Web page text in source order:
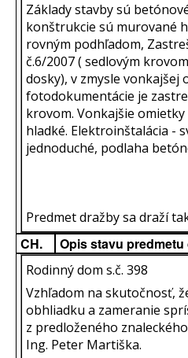
Základy stavby sú
konštrukcie sú murované
rovným podhľadom,
č.6/2007 ( sedlovým
dosky), v zmysle vonkajšej
fotodokumentácie je
krovom. Vonkajšie
hladké. Elektroinštalácia -
jednoduché, podlaha
Predmet dražby sa draží
CH. Opis stavu
Rodinný dom s.č. 398
Vzhľadom na skutočnosť,
obhliadku a zameranie
z predloženého
Ing. Peter Martiška.